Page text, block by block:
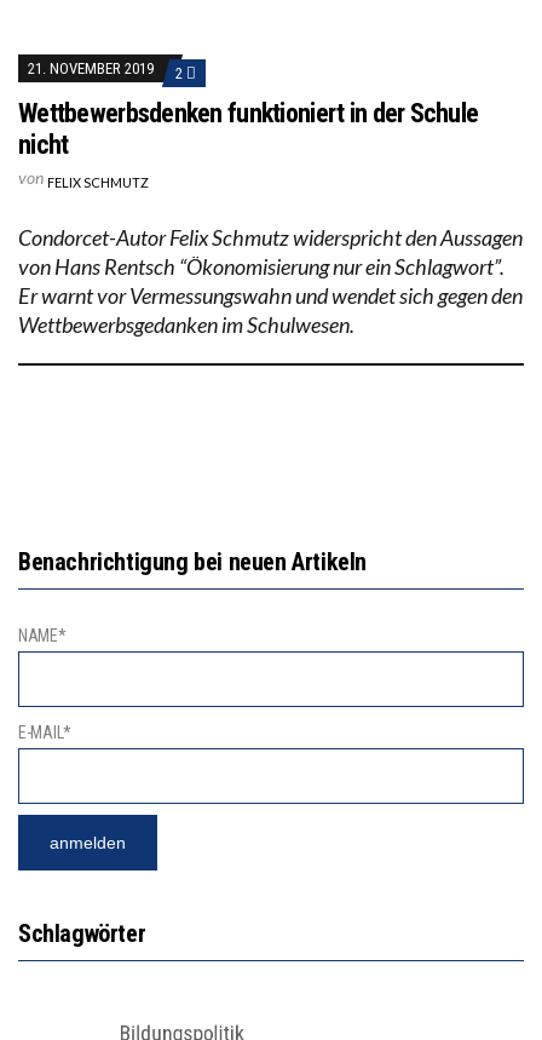
21. NOVEMBER 2019 2
Wettbewerbsdenken funktioniert in der Schule
nicht
von FELIX SCHMUTZ
Condorcet-Autor Felix Schmutz widerspricht den Aussagen
von Hans Rentsch “Ökonomisierung nur ein Schlagwort”.
Er warnt vor Vermessungswahn und wendet sich gegen den
Wettbewerbsgedanken im Schulwesen.
Benachrichtigung bei neuen Artikeln
NAME*
E-MAIL*
Schlagwörter